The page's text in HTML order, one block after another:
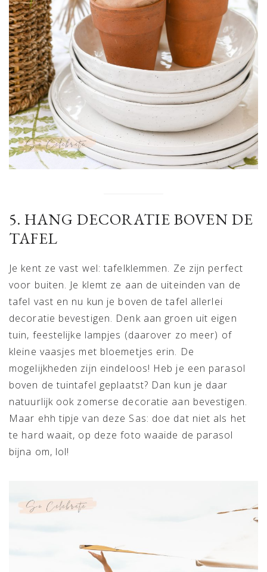
5. HANG DECORATIE BOVEN DE
TAFEL
Je kent ze vast wel: tafelklemmen. Ze zijn perfect
voor buiten. Je klemt ze aan de uiteinden van de
tafel vast en nu kun je boven de tafel allerlei
decoratie bevestigen. Denk aan groen uit eigen
tuin, feestelijke lampjes (daarover zo meer) of
kleine vaasjes met bloemetjes erin. De
mogelijkheden zijn eindeloos! Heb je een parasol
boven de tuintafel geplaatst? Dan kun je daar
natuurlijk ook zomerse decoratie aan bevestigen.
Maar ehh tipje van deze Sas: doe dat niet als het
te hard waait, op deze foto waaide de parasol
bijna om, lol!